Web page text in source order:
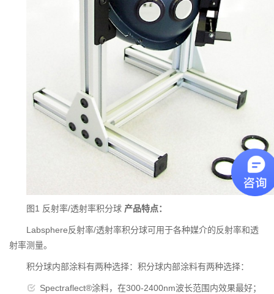
图1 反射率/透射率积分球 产品特点：
Labsphere反射率/透射率积分球可用于各种媒介的反射率和透
射率测量。
积分球内部涂料有两种选择：积分球内部涂料有两种选择：
Spectraflect®涂料，在300-2400nm波长范围内效果最好；